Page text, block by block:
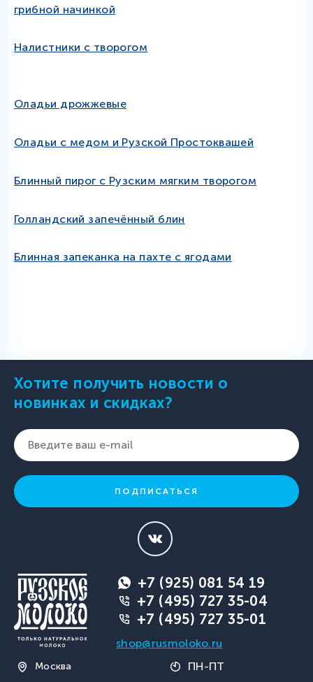
грибной начинкой
Налистники с творогом
Оладьи дрожжевые
Оладьи с медом и Рузской Простоквашей
Блинный пирог с Рузским мягким творогом
Голландский запечённый блин
Блинная запеканка на пахте с ягодами
+7 (925) 081 54 19
+7 (495) 727 35-04
+7 (495) 727 35-01
shop@rusmoloko.ru
Москва ПН-ПТ
Хотите получить новости о
новинках и скидках?
ПОДПИСАТЬСЯ